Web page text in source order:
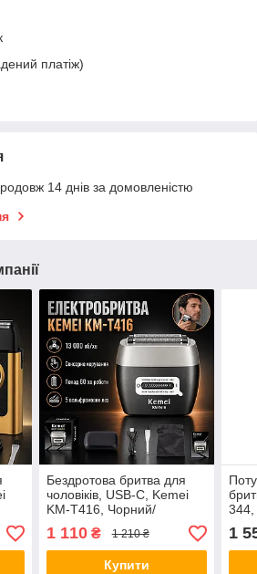
платіж)
14 днів за домовленістю
Бездротова бритва для
чоловіків, USB-C, Kemei
KM-T416, Чорний/
Акумуляторна чоловіча
електробритва для
гоління/ Шейвер
1 110₴ 1 210 ₴
Купити
RS-
1